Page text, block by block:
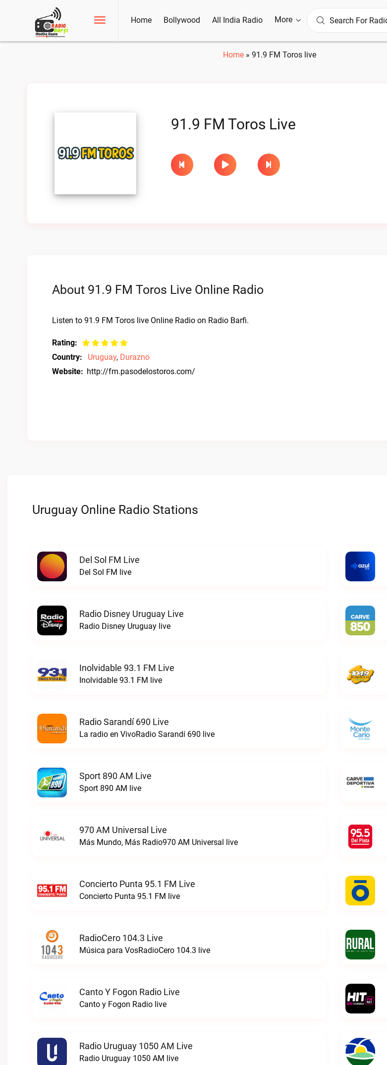
Home Bollywood All India Radio More
Home » 91.9 FM Toros live
91.9 FM Toros Live
About 91.9 FM Toros Live Online Radio
Listen to 91.9 FM Toros live Online Radio on Radio Barfi.
Rating:
Country:
Uruguay, Durazno
Website: http://fm.pasodelostoros.com/
Uruguay Online Radio Stations
Del Sol FM Live
Del Sol FM live
Radio Disney Uruguay Live
Radio Disney Uruguay live
Inolvidable 93.1 FM Live
Inolvidable 93.1 FM live
Radio Sarandí 690 Live
La radio en VivoRadio Sarandí 690 live
Sport 890 AM Live
Sport 890 AM live
970 AM Universal Live
Más Mundo, Más Radio970 AM Universal live
Concierto Punta 95.1 FM Live
Concierto Punta 95.1 FM live
RadioCero 104.3 Live
Música para VosRadioCero 104.3 live
Canto Y Fogon Radio Live
Canto y Fogon Radio live
Radio Uruguay 1050 AM Live
Radio Uruguay 1050 AM live